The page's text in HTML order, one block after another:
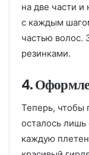
на две части и
с каждым
частью волос.
резинками.
4.
Теперь, чтобы
осталось
каждую